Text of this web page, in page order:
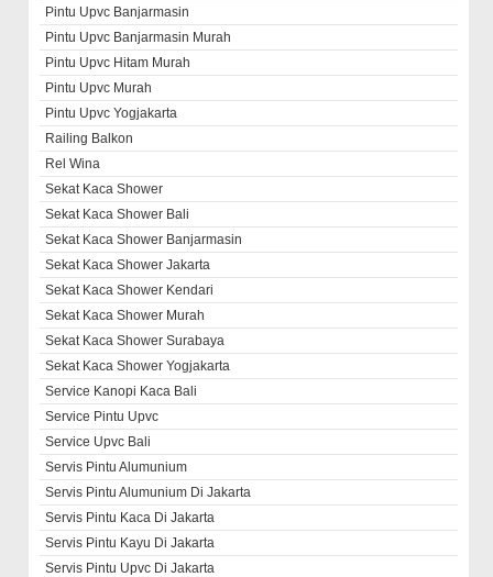
Pintu Upvc Banjarmasin
Pintu Upvc Banjarmasin Murah
Pintu Upvc Hitam Murah
Pintu Upvc Murah
Pintu Upvc Yogjakarta
Railing Balkon
Rel Wina
Sekat Kaca Shower
Sekat Kaca Shower Bali
Sekat Kaca Shower Banjarmasin
Sekat Kaca Shower Jakarta
Sekat Kaca Shower Kendari
Sekat Kaca Shower Murah
Sekat Kaca Shower Surabaya
Sekat Kaca Shower Yogjakarta
Service Kanopi Kaca Bali
Service Pintu Upvc
Service Upvc Bali
Servis Pintu Alumunium
Servis Pintu Alumunium Di Jakarta
Servis Pintu Kaca Di Jakarta
Servis Pintu Kayu Di Jakarta
Servis Pintu Upvc Di Jakarta